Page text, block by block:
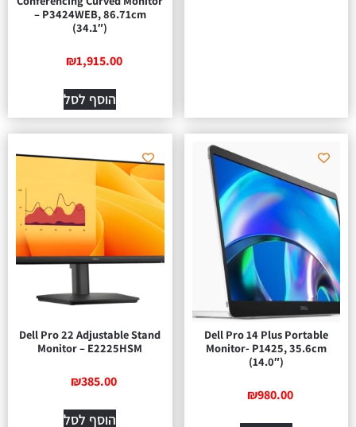
– P3424WEB, 86.71cm
(34.1″)
₪1,915.00
הוסף לסל
Dell Pro 14 Plus Portable
Monitor- P1425, 35.6cm
(14.0″)
₪980.00
Dell Pro 22 Adjustable Stand
Monitor – E2225HSM
₪385.00
הוסף לסל